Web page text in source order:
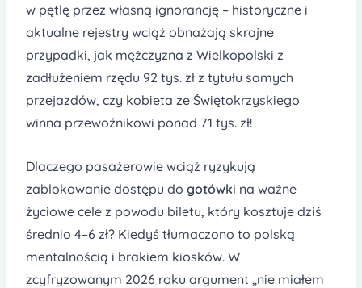
w pętlę przez własną ignorancję – historyczne i
aktualne rejestry wciąż obnażają skrajne
przypadki, jak mężczyzna z Wielkopolski z
zadłużeniem rzędu 92 tys. zł z tytułu samych
przejazdów, czy kobieta ze Świętokrzyskiego
winna przewoźnikowi ponad 71 tys. zł!
Dlaczego pasażerowie wciąż ryzykują
zablokowanie dostępu do gotówki na ważne
życiowe cele z powodu biletu, który kosztuje dziś
średnio 4–6 zł? Kiedyś tłumaczono to polską
mentalnością i brakiem kiosków. W
zcyfryzowanym 2026 roku argument „nie miałem